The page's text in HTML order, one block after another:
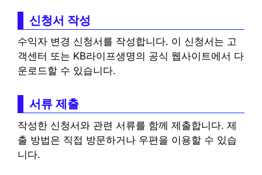
신청서 작성
수익자 변경 신청서를 작성합니다. 이 신청서는 고
객센터 또는 KB라이프생명의 공식 웹사이트에서 다
운로드할 수 있습니다.
서류 제출
작성한 신청서와 관련 서류를 함께 제출합니다. 제
출 방법은 직접 방문하거나 우편을 이용할 수 있습
니다.